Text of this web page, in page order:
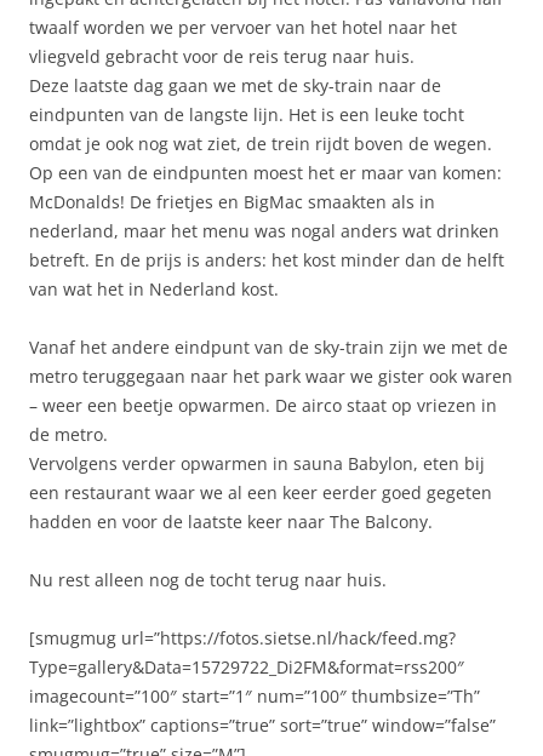
twaalf worden we per vervoer van het hotel naar het
vliegveld gebracht voor de reis terug naar huis.
Deze laatste dag gaan we met de sky-train naar de
eindpunten van de langste lijn. Het is een leuke tocht
omdat je ook nog wat ziet, de trein rijdt boven de wegen.
Op een van de eindpunten moest het er maar van komen:
McDonalds! De frietjes en BigMac smaakten als in
nederland, maar het menu was nogal anders wat drinken
betreft. En de prijs is anders: het kost minder dan de helft
van wat het in Nederland kost.
Vanaf het andere eindpunt van de sky-train zijn we met de
metro teruggegaan naar het park waar we gister ook waren
– weer een beetje opwarmen. De airco staat op vriezen in
de metro.
Vervolgens verder opwarmen in sauna Babylon, eten bij
een restaurant waar we al een keer eerder goed gegeten
hadden en voor de laatste keer naar The Balcony.
Nu rest alleen nog de tocht terug naar huis.
[smugmug url=”https://fotos.sietse.nl/hack/feed.mg?
Type=gallery&Data=15729722_Di2FM&format=rss200″
imagecount=”100″ start=”1″ num=”100″ thumbsize=”Th”
link=”lightbox” captions=”true” sort=”true” window=”false”